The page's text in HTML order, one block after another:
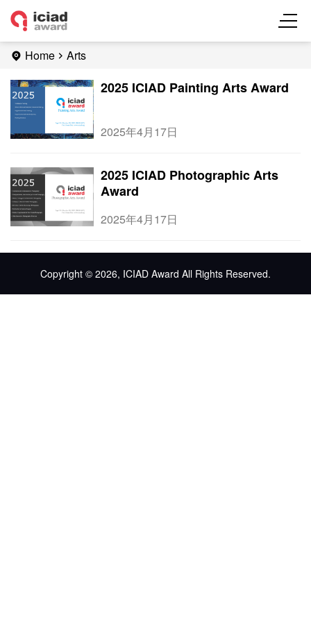
Home Arts
2025 ICIAD Painting Arts Award
2025年4月17日
2025 ICIAD Photographic Arts
Award
2025年4月17日
Copyright © 2026, ICIAD Award All Rights Reserved.